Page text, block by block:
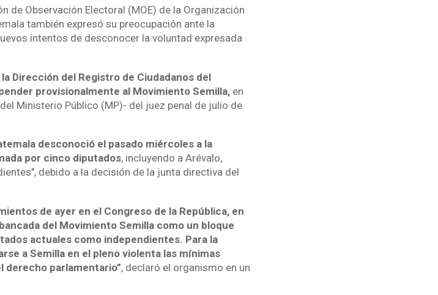
de Observación Electoral (MOE) de la Organización
también expresó su preocupación ante la
intentos de desconocer la voluntad expresada
Dirección del Registro de Ciudadanos del
provisionalmente al Movimiento Semilla,en
Ministerio Público (MP)- del juez penal de julio de
desconoció el pasado miércoles a la
por cinco diputados, incluyendo a Arévalo,
debido a la decisión de la junta directiva del
de ayer en el Congreso de la República, en
del Movimiento Semilla como un bloque
actuales como independientes. Para la
a Semilla en el pleno violenta las mínimas
derecho parlamentario”, declaró el organismo en un